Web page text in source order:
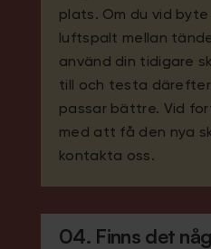
plats. Om du vid
luftspalt mellan
använd din tidigare
till och testa därefter
passar bättre. Vid
med att få den nya
kontakta oss.
04. Finns det